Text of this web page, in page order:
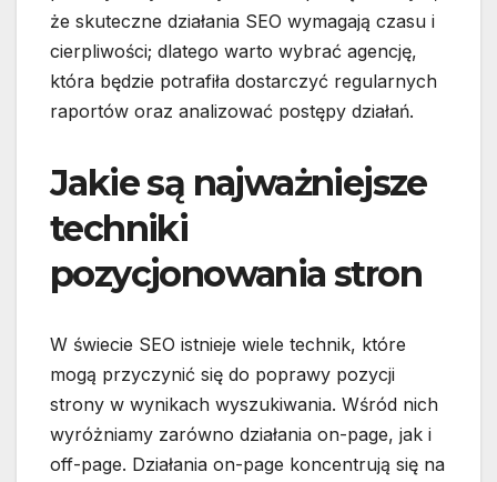
że skuteczne działania SEO wymagają czasu i
cierpliwości; dlatego warto wybrać agencję,
która będzie potrafiła dostarczyć regularnych
raportów oraz analizować postępy działań.
Jakie są najważniejsze
techniki
pozycjonowania stron
W świecie SEO istnieje wiele technik, które
mogą przyczynić się do poprawy pozycji
strony w wynikach wyszukiwania. Wśród nich
wyróżniamy zarówno działania on-page, jak i
off-page. Działania on-page koncentrują się na